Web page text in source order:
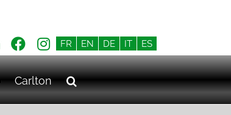
FR EN DE IT ES
Carlton